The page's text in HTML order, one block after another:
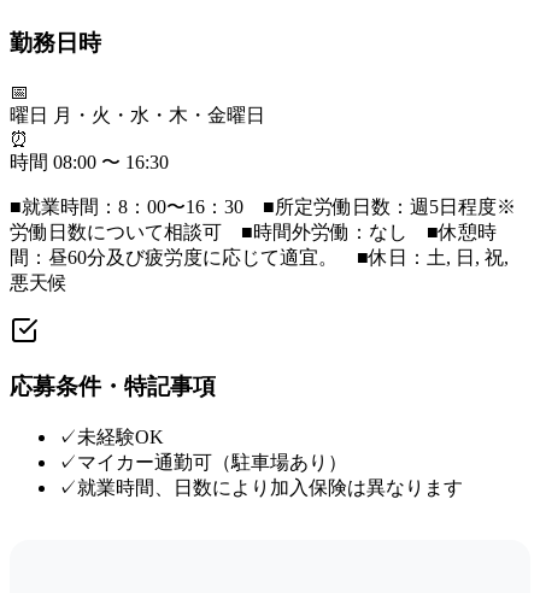
勤務日時
📅
曜日
月・火・水・木・金曜日
⏰
時間 08:00 〜 16:30
■就業時間：8：00〜16：30 ■所定労働日数：週5日程度※
労働日数について相談可 ■時間外労働：なし ■休憩時
間：昼60分及び疲労度に応じて適宜。 ■休日：土, 日, 祝,
悪天候
応募条件・特記事項
✓未経験OK
✓マイカー通勤可（駐車場あり）
✓就業時間、日数により加入保険は異なります